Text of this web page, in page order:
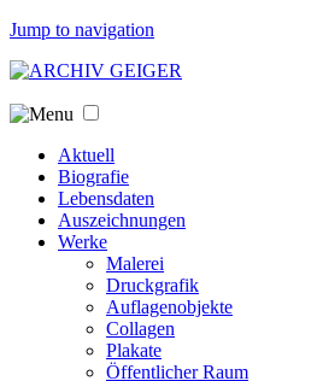
Jump to navigation
Aktuell
Biografie
Lebensdaten
Auszeichnungen
Werke
Malerei
Druckgrafik
Auflagenobjekte
Collagen
Plakate
Öffentlicher Raum